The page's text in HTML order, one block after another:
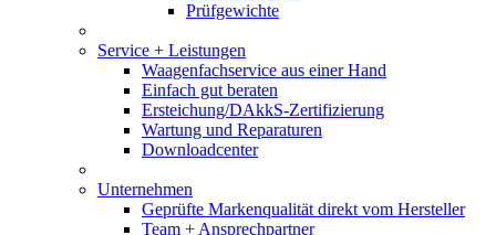
Prüfgewichte
Service + Leistungen
Waagenfachservice aus einer Hand
Einfach gut beraten
Ersteichung/DAkkS-Zertifizierung
Wartung und Reparaturen
Downloadcenter
Unternehmen
Geprüfte Markenqualität direkt vom Hersteller
Team + Ansprechpartner